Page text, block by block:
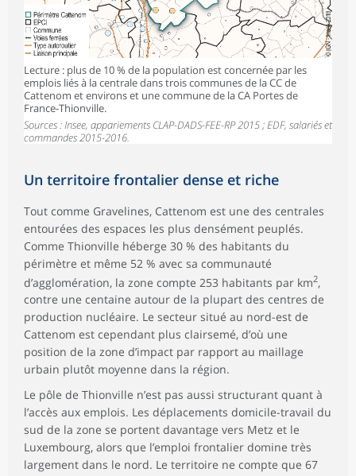
Lecture : plus de 10 % de la population est concernée par les
emplois liés à la centrale dans trois communes de la CC de
Cattenom et environs et une commune de la CA Portes de
France-Thionville.
Sources : Insee, appariements CLAP-DADS-FEE-RP 2015 ; EDF, salariés et
commandes 2015-2016.
Un territoire frontalier dense et riche
Tout comme Gravelines, Cattenom est une des centrales
entourées des espaces les plus densément peuplés.
Comme Thionville héberge 30 % des habitants du
périmètre et même 52 % avec sa communauté
d’agglomération, la zone compte 253 habitants par km2,
contre une centaine autour de la plupart des centres de
production nucléaire. Le secteur situé au nord-est de
Cattenom est cependant plus clairsemé, d’où une
position de la zone d’impact par rapport au maillage
urbain plutôt moyenne dans la région.
Le pôle de Thionville n’est pas aussi structurant quant à
l’accès aux emplois. Les déplacements domicile-travail du
sud de la zone se portent davantage vers Metz et le
Luxembourg, alors que l’emploi frontalier domine très
largement dans le nord. Le territoire ne compte que 67